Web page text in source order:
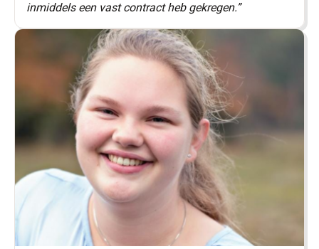
inmiddels een vast contract heb gekregen.”